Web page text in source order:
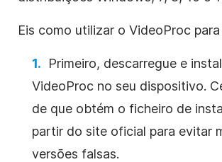
Eis como utilizar o VideoProc para
Primeiro, descarregue e
VideoProc no seu dispositivo.
de que obtém o ficheiro de
partir do site oficial para evitar
versões falsas.